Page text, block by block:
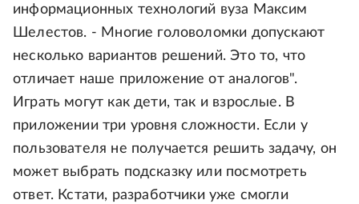
информационных технологий вуза Максим
Шелестов. - Многие головоломки допускают
несколько вариантов решений. Это то, что
отличает наше приложение от аналогов".
Играть могут как дети, так и взрослые. В
приложении три уровня сложности. Если у
пользователя не получается решить задачу, он
может выбрать подсказку или посмотреть
ответ. Кстати, разработчики уже смогли